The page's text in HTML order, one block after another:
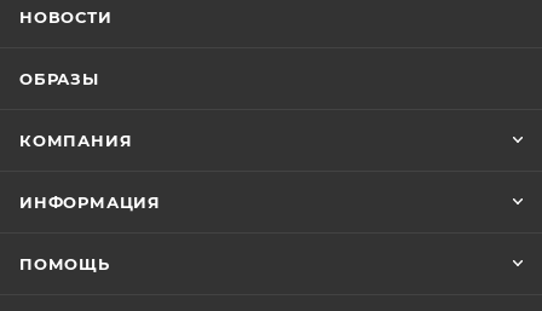
НОВОСТИ
ОБРАЗЫ
КОМПАНИЯ
ИНФОРМАЦИЯ
ПОМОЩЬ